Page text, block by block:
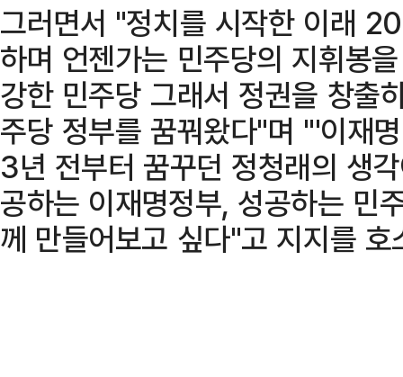
그러면서 "정치를 시작한 이래
하며 언젠가는 민주당의 지휘봉
강한 민주당 그래서 정권을 창출
주당 정부를 꿈꿔왔다"며 "'이재
3년 전부터 꿈꾸던 정청래의 생
공하는 이재명정부, 성공하는 민
께 만들어보고 싶다"고 지지를 호